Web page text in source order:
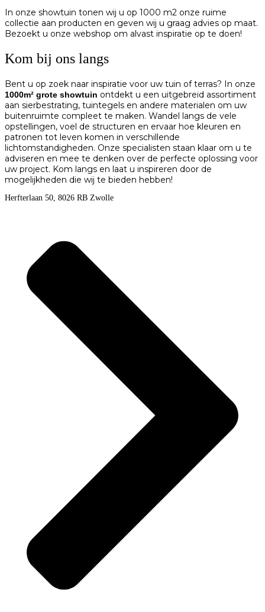
In onze showtuin tonen wij u op 1000 m2 onze ruime
collectie aan producten en geven wij u graag advies op maat.
Bezoekt u onze webshop om alvast inspiratie op te doen!
Kom bij ons langs
Bent u op zoek naar inspiratie voor uw tuin of terras? In onze
1000m² grote showtuin ontdekt u een uitgebreid assortiment
aan sierbestrating, tuintegels en andere materialen om uw
buitenruimte compleet te maken. Wandel langs de vele
opstellingen, voel de structuren en ervaar hoe kleuren en
patronen tot leven komen in verschillende
lichtomstandigheden. Onze specialisten staan klaar om u te
adviseren en mee te denken over de perfecte oplossing voor
uw project. Kom langs en laat u inspireren door de
mogelijkheden die wij te bieden hebben!
Herfterlaan 50, 8026 RB Zwolle